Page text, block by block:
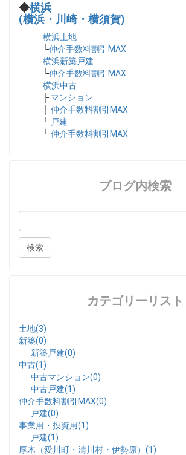
◆横浜
(横浜・川崎・横須賀)
横浜土地
└仲介手数料割引MAX
横浜新築戸建
└仲介手数料割引MAX
横浜中古
├ マンション
├仲介手数料割引MAX
└ 戸建
└仲介手数料割引MAX
ブログ内検索
カテゴリーリスト
土地(3)
新築(0)
新築戸建(0)
中古(1)
中古マンション(0)
中古戸建(1)
仲介手数料割引MAX(0)
戸建(0)
事業用・投資用(1)
戸建(1)
厚木（愛川町・清川村・伊勢原）(1)